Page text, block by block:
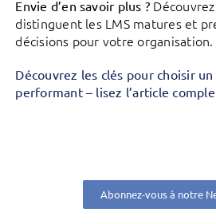
Envie d’en savoir plus ?
distinguent les LMS matures et
décisions pour votre
Découvrez les clés pour choisir
performant – lisez l’article
Abonnez-vous à notre